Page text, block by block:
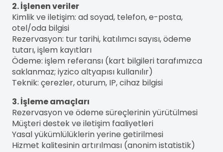
2. İşlenen veriler
Kimlik ve iletişim: ad soyad, telefon, e-posta,
otel/oda bilgisi
Rezervasyon: tur tarihi, katılımcı sayısı, ödeme
tutarı, işlem kayıtları
Ödeme: işlem referansı (kart bilgileri tarafımızca
saklanmaz; iyzico altyapısı kullanılır)
Teknik: çerezler, oturum, IP, cihaz bilgisi
3. İşleme amaçları
Rezervasyon ve ödeme süreçlerinin yürütülmesi
Müşteri destek ve iletişim faaliyetleri
Yasal yükümlülüklerin yerine getirilmesi
Hizmet kalitesinin artırılması (anonim istatistik)